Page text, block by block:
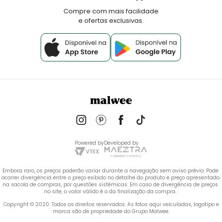
Compre com mais facilidade
e ofertas exclusivas.
Powered byDeveloped by
Embora raro, os preços poderão variar durante a navegação sem aviso prévio. Pode
ocorrer divergência entre o preço exibido no detalhe do produto e preço apresentado
na sacola de compras, por questões sistêmicas. Em caso de divergência de preços
no site, o valor válido é o da finalização da compra.
marca são de propriedade do Grupo Malwee.